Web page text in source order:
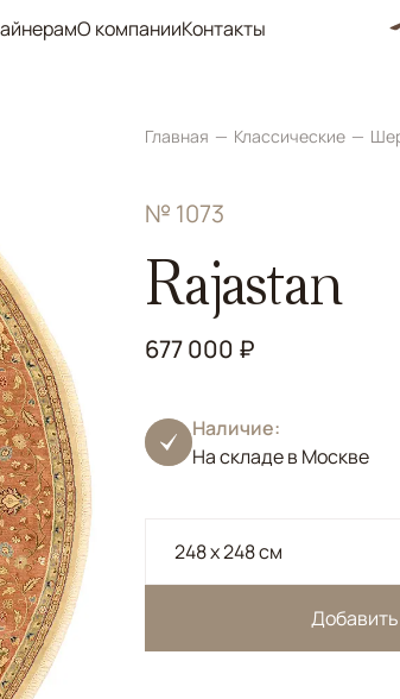
О компанииКонтакты
Главная Классические
№ 1073
Rajastan
677 000 ₽
Наличие:
На складе в Москве
248 x 248 см